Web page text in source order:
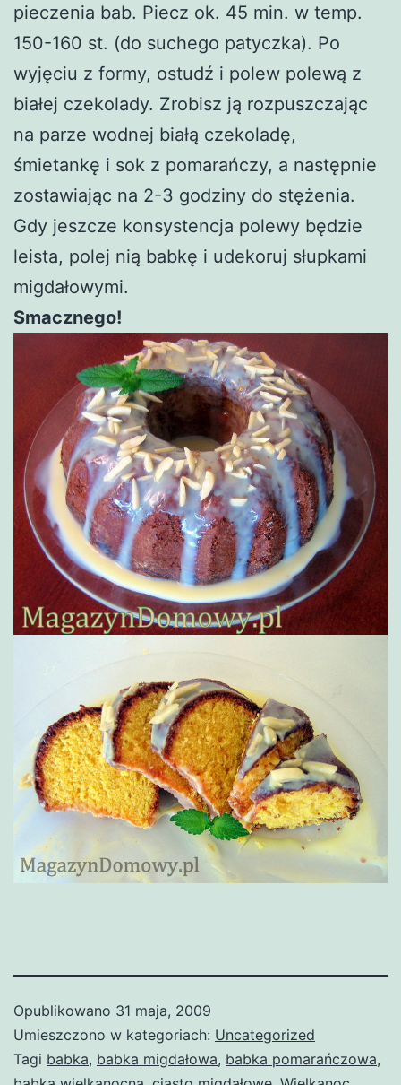
pieczenia bab. Piecz ok. 45 min. w temp.
150-160 st. (do suchego patyczka). Po
wyjęciu z formy, ostudź i polew polewą z
białej czekolady. Zrobisz ją rozpuszczając
na parze wodnej białą czekoladę,
śmietankę i sok z pomarańczy, a następnie
zostawiając na 2-3 godziny do stężenia.
Gdy jeszcze konsystencja polewy będzie
leista, polej nią babkę i udekoruj słupkami
migdałowymi.
Smacznego!
Opublikowano 31 maja, 2009
Umieszczono w kategoriach: Uncategorized
Tagi babka, babka migdałowa, babka pomarańczowa,